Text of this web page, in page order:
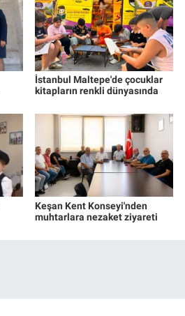
İstanbul Maltepe'de çocuklar
kitapların renkli dünyasında
Keşan Kent Konseyi'nden
muhtarlara nezaket ziyareti